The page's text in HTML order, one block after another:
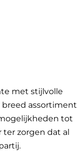
met stijlvolle
assortiment
tot
zorgen dat al